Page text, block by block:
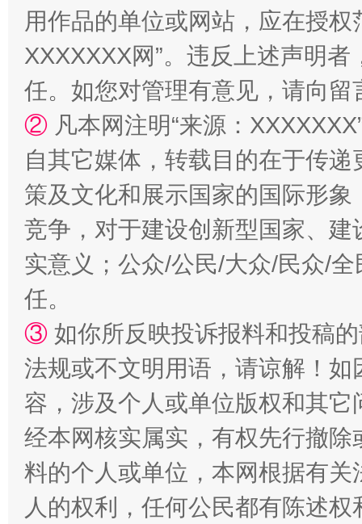
“蜀中异人”王建安的艺术幻境
用作品的单位或网站，应在授
XXXXXXX网”。违反上述声明
任。如您对管理有意见，请向
② 凡本网注明“来源：
自其它媒体，转载目的在于传
策及文化和展示国家的国际形
竞争，对于建设创新型国家、
实意义；公众/公民/大众/民众/
任。
③ 如你所反映投诉报料和投稿
法规或不文明用语，请谅解！
容，涉及个人或单位版权和其它
经本网核实属实，有权先行撤
料的个人或单位，本网根据有
人的权利，任何公民都有陈述